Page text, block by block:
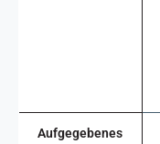
Aufgegebenes